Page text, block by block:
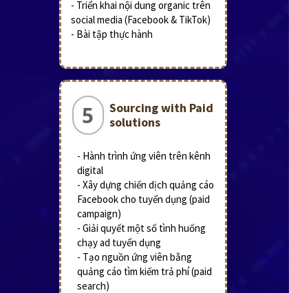
Sourcing with Paid
solutions
- Hành trình ứng viên trên kênh
digital
- Xây dựng chiến dịch quảng cáo
Facebook cho tuyển dụng (paid
campaign)
- Giải quyết một số tình huống
chạy ad tuyển dụng
- Tạo nguồn ứng viên bằng
quảng cáo tìm kiếm trả phí (paid
search)
5
- Triển khai nội dung organic trên
social media (Facebook & TikTok)
- Bài tập thực hành